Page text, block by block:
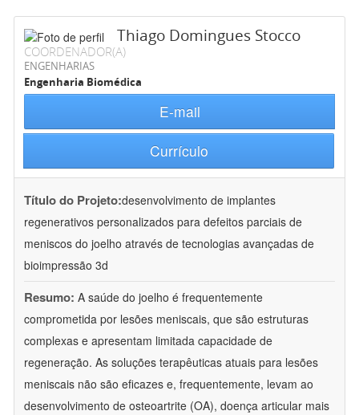
Thiago Domingues Stocco
COORDENADOR(A)
ENGENHARIAS
Engenharia Biomédica
E-mail
Currículo
Título do Projeto:desenvolvimento de implantes
regenerativos personalizados para defeitos parciais de
meniscos do joelho através de tecnologias avançadas de
bioimpressão 3d
Resumo: A saúde do joelho é frequentemente
comprometida por lesões meniscais, que são estruturas
complexas e apresentam limitada capacidade de
regeneração. As soluções terapêuticas atuais para lesões
meniscais não são eficazes e, frequentemente, levam ao
desenvolvimento de osteoartrite (OA), doença articular mais